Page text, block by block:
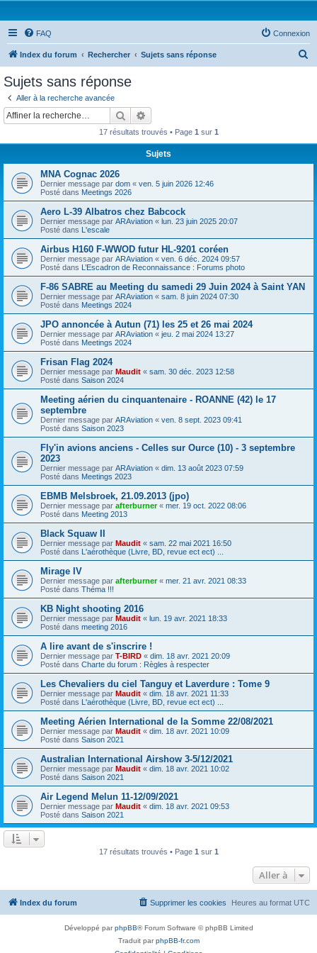
FAQ Connexion
Index du forum Rechercher Sujets sans réponse
Sujets sans réponse
Aller à la recherche avancée
Rechercher
17 résultats trouvés • Page 1 sur 1
Sujets
MNA Cognac 2026
Dernier message par dom « ven. 5 juin 2026 12:46
Posté dans Meetings 2026
Aero L-39 Albatros chez Babcock
Dernier message par ARAviation « lun. 23 juin 2025 20:07
Posté dans L'escale
Airbus H160 F-WWOD futur HL-9201 coréen
Dernier message par ARAviation « ven. 6 déc. 2024 09:57
Posté dans L’Escadron de Reconnaissance : Forums photo
F-86 SABRE au Meeting du samedi 29 Juin 2024 à Saint YAN
Dernier message par ARAviation « sam. 8 juin 2024 07:30
Posté dans Meetings 2024
JPO annoncée à Autun (71) les 25 et 26 mai 2024
Dernier message par ARAviation « jeu. 2 mai 2024 13:27
Posté dans Meetings 2024
Frisan Flag 2024
Dernier message par Maudit « sam. 30 déc. 2023 12:58
Posté dans Saison 2024
Meeting aérien du cinquantenaire - ROANNE (42) le 17
septembre
Dernier message par ARAviation « ven. 8 sept. 2023 09:41
Posté dans Saison 2023
Fly'in avions anciens - Celles sur Ource (10) - 3 septembre
2023
Dernier message par ARAviation « dim. 13 août 2023 07:59
Posté dans Meetings 2023
EBMB Melsbroek, 21.09.2013 (jpo)
Dernier message par afterburner« mer. 19 oct. 2022 08:06
Posté dans Meeting 2013
Black Squaw II
Dernier message par Maudit « sam. 22 mai 2021 16:50
Posté dans L'aérothèque (Livre, BD, revue ect ect) ...
Mirage IV
Dernier message par afterburner« mer. 21 avr. 2021 08:33
Posté dans Théma !!!
KB Night shooting 2016
Dernier message par Maudit « lun. 19 avr. 2021 18:33
Posté dans meeting 2016
A lire avant de s'inscrire !
Dernier message par T-BIRD « dim. 18 avr. 2021 20:09
Posté dans Charte du forum : Règles à respecter
Les Chevaliers du ciel Tanguy et Laverdure : Tome 9
Dernier message par Maudit « dim. 18 avr. 2021 11:33
Posté dans L'aérothèque (Livre, BD, revue ect ect) ...
Meeting Aérien International de la Somme 22/08/2021
Dernier message par Maudit « dim. 18 avr. 2021 10:09
Posté dans Saison 2021
Australian International Airshow 3-5/12/2021
Dernier message par Maudit « dim. 18 avr. 2021 10:02
Posté dans Saison 2021
Air Legend Melun 11-12/09/2021
Dernier message par Maudit « dim. 18 avr. 2021 09:53
Posté dans Saison 2021
17 résultats trouvés • Page 1 sur 1
Aller à
Index du forum Heures au format UTC
Supprimer les cookies
Développé parphpBB® Forum Software © phpBB Limited
Traduit parphpBB-fr.com